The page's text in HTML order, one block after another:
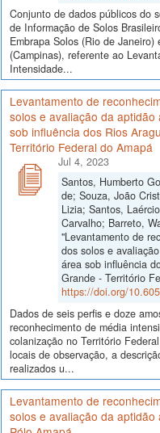
Conjunto de dados públicos do
de Informação de Solos
Embrapa Solos (Rio de
(Campinas), referente ao
Intensidade...
Levantamento de
solos e avaliação da
sob influência dos Rios
Território Federal do Amapá
Jul 4, 2023
Santos, Humberto
de; Souza, João
Lizia; Santos,
Carvalho; Barreto,
"Levantamento de
dos solos e
área sob influência
Grande - Território
https://doi.org/
Dados de seis perfis e doze
reconhecimento de média
colanização no Território
locais de observação, a
realizados u...
Levantamento de
solos e avaliação da